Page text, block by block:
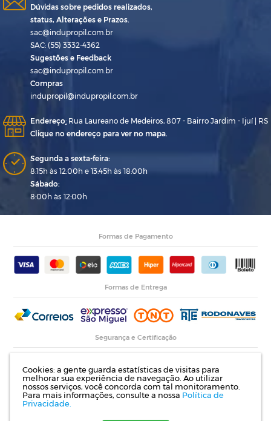
Cookies: a gente guarda estatísticas de visitas para
melhorar sua experiência de navegação. Ao utilizar
nossos serviços, você concorda com tal monitoramento.
Para mais informações, consulte a nossa Política de
Privacidade.
Dúvidas sobre pedidos realizados,
status, Alterações e Prazos.
sac@indupropil.com.br
SAC: (55) 3332-4362
Sugestões e Feedback
sac@indupropil.com.br
Compras
indupropil@indupropil.com.br
Endereço: Rua Laureano de Medeiros, 807 - Bairro Jardim - Ijuí | RS
Clique no endereço para ver no mapa.
Segunda a sexta-feira:
8:15h às 12:00h e 13:45h às 18:00h
Sábado:
8:00h às 12:00h
Formas de Pagamento
Formas de Entrega
Segurança e Certificação
Razão Social: Indupropil Indústria e Comércio Ltda | CNPJ: 00.774.194/0001-82 |